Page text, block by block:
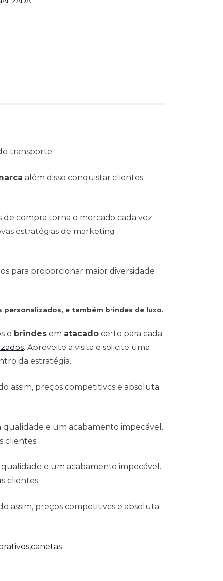
transporte.
além disso conquistar clientes
de compra torna o mercado cada vez
estratégias de marketing
para proporcionar maior diversidade
personalizados, e também brindes de luxo.
o brindes em atacado certo para cada
. Aproveite a visita e solicite uma
da estratégia.
assim, preços competitivos e absoluta
qualidade e um acabamento impecável.
clientes.
e um acabamento impecável.
clientes.
assim, preços competitivos e absoluta
canetas